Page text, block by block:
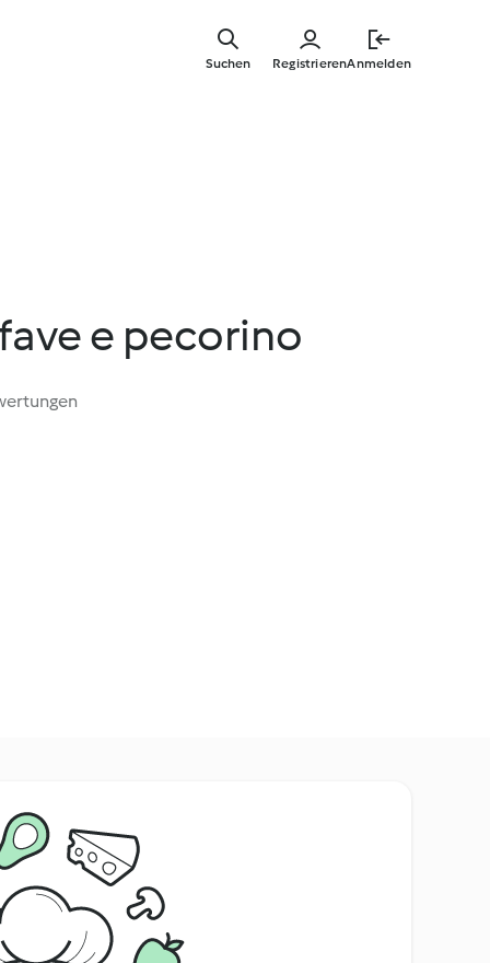
RegistrierenAnmelden
Suchen
e pecorino